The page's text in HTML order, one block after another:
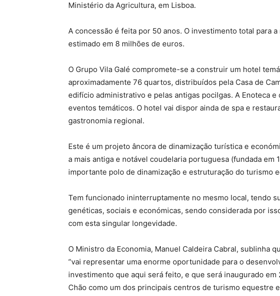
Ministério da Agricultura, em Lisboa.
A concessão é feita por 50 anos. O investimento total para
estimado em 8 milhões de euros.
O Grupo Vila Galé compromete-se a construir um hotel
aproximadamente 76 quartos, distribuídos pela Casa de
edifício administrativo e pelas antigas pocilgas. A Enoteca
eventos temáticos. O hotel vai dispor ainda de spa e
gastronomia regional.
Este é um projeto âncora de dinamização turística e
a mais antiga e notável coudelaria portuguesa (fundada em
importante polo de dinamização e estruturação do turismo
Tem funcionado ininterruptamente no mesmo local, tendo
genéticas, sociais e económicas, sendo considerada por
com esta singular longevidade.
O Ministro da Economia, Manuel Caldeira Cabral, sublinha
“vai representar uma enorme oportunidade para o
investimento que aqui será feito, e que será inaugurado em
Chão como um dos principais centros de turismo equestre